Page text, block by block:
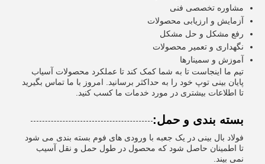
مشاوره تخصصی فنی
آزمایش و ارزیابی محصولات
رفع مشکل و حل مشکل
نگهداری و تعمیر محصولات
آموزش و سمینارها
تیم ما اینجاست تا به شما کمک کند تا عملکرد محصولات آسیاب
پایان بینی توپ خود را به حداکثر برسانید. امروز با ما تماس بگیرید
تا اطلاعات بیشتری در مورد خدمات ما کسب کنید.
بسته بندی و حمل:
فولاد بال بینی در یک جعبه با ورودی های فوم بسته بندی می شود
تا اطمینان حاصل شود که محصول در طول حمل و نقل آسیب
نمی بیند.